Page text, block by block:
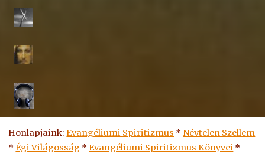
Honlapjaink:Evangéliumi Spiritizmus * Névtelen Szellem
*Égi Világosság *Evangéliumi Spiritizmus Könyvei *